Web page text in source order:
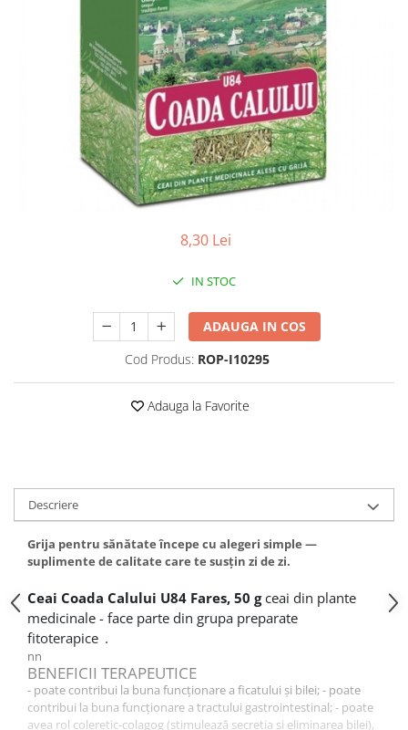
Altele-Suplimente alimentare
8,30 Lei
IN STOC
ADAUGA IN COS
Cod Produs: ROP-I10295
Adauga la Favorite
Descriere
Grija pentru sănătate începe cu alegeri simple —
suplimente de calitate care te susțin zi de zi.
Ceai Coada Calului U84 Fares, 50 gceai din plante
medicinale - face parte din grupa preparate
fitoterapice .
nn
BENEFICII TERAPEUTICE
- poate contribui la buna funcționare a ficatului și bilei; - poate
contribui la buna funcționare a tractului gastrointestinal; - poate
avea rol coleretic-colagog (stimulează secreția și eliminarea bilei),